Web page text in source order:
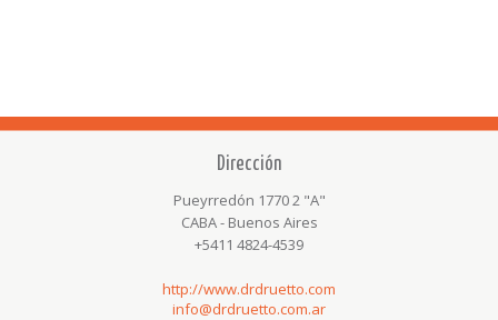
Dirección
Pueyrredón 1770 2 "A"
CABA - Buenos Aires
+5411 4824-4539
http://www.drdruetto.com
info@drdruetto.com.ar